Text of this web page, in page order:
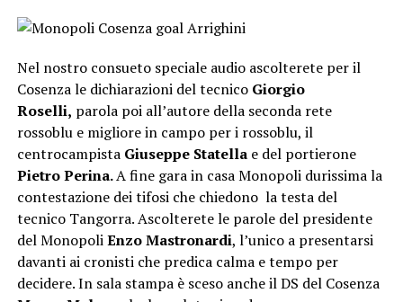
Nel nostro consueto speciale audio ascolterete per il
Cosenza le dichiarazioni del tecnico Giorgio
Roselli, parola poi all’autore della seconda rete
rossoblu e migliore in campo per i rossoblu, il
centrocampista Giuseppe Statella e del portierone
Pietro Perina.A fine gara in casa Monopoli durissima la
contestazione dei tifosi che chiedono la testa del
tecnico Tangorra. Ascolterete le parole del presidente
del MonopoliEnzo Mastronardi, l’unico a presentarsi
davanti ai cronisti che predica calma e tempo per
decidere. In sala stampa è sceso anche il DS del Cosenza